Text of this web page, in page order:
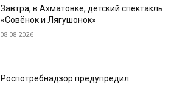
Завтра, в Ахматовке, детский спектакль
«Совёнок и Лягушонок»
08.08.2026
Роспотребнадзор предупредил